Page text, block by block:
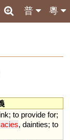
粵
普
; to provide for;
, dainties; to